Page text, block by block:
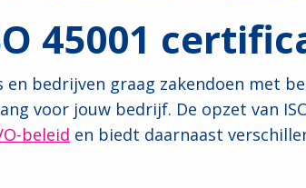
45001
bedrijven graag zakendoen met
voor jouw bedrijf. De opzet van
beleid en biedt daarnaast